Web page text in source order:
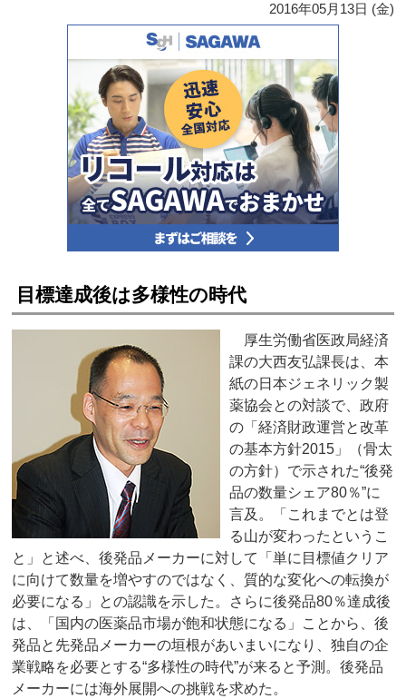
2016年05月13日 (金)
目標達成後は多様性の時代
厚生労働省医政局経済
課の大西友弘課長は、本
紙の日本ジェネリック製
薬協会との対談で、政府
の「経済財政運営と改革
の基本方針2015」（骨太
の方針）で示された“後発
品の数量シェア80％”に
言及。「これまでとは登
る山が変わったというこ
と」と述べ、後発品メーカーに対して「単に目標値クリア
に向けて数量を増やすのではなく、質的な変化への転換が
必要になる」との認識を示した。さらに後発品80％達成後
は、「国内の医薬品市場が飽和状態になる」ことから、後
発品と先発品メーカーの垣根があいまいになり、独自の企
業戦略を必要とする“多様性の時代”が来ると予測。後発品
メーカーには海外展開への挑戦を求めた。